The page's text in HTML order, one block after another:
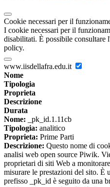
Cookie necessari per il
I cookie necessari per il
disabilitati. È possibile consultare
policy.
www.iisdellafra.edu.it
Nome
Tipologia
Proprieta
Descrizione
Durata
Nome: _pk_id.1.11cb
Tipologia: analitico
Proprieta: Prime Parti
Descrizione: Questo nome di
analisi web open source Piwik.
proprietari di siti Web a
misurare le prestazioni del sito.
prefisso _pk_id è seguito da una